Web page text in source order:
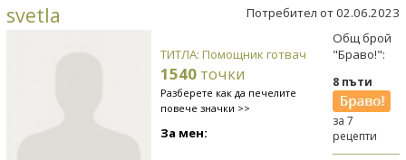
svetla Потребител от 02.06.2023
ТИТЛА: Помощник готвач
1540 точки
Разберете как да печелите
повече значки >>
За мен:
Общ брой
"Браво!":
8 пъти
за 7
рецепти